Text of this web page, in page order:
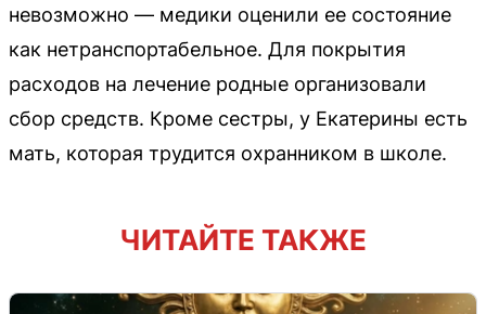
невозможно — медики оценили ее состояние
как нетранспортабельное. Для покрытия
расходов на лечение родные организовали
сбор средств. Кроме сестры, у Екатерины есть
мать, которая трудится охранником в школе.
ЧИТАЙТЕ ТАКЖЕ